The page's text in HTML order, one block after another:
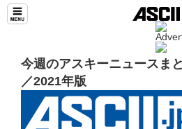
今週のアスキーニュースま
／2021年版